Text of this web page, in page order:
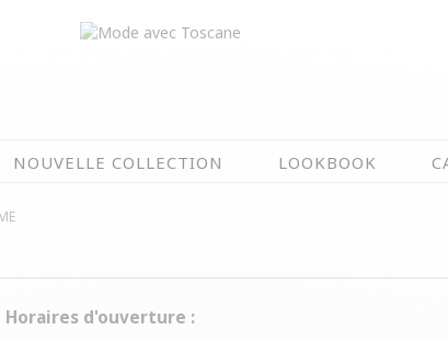
NOUVELLE COLLECTION LOOKBOOK
Horaires d'ouverture :